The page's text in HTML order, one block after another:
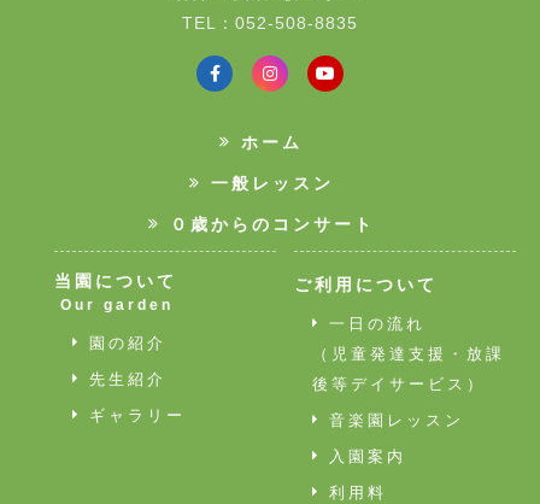
TEL：052-508-8835
ホーム
一般レッスン
０歳からのコンサート
当園について
Our garden
園の紹介
先生紹介
ギャラリー
ご利用について
一日の流れ
（児童発達支援・放課
後等デイサービス）
音楽園レッスン
入園案内
利用料